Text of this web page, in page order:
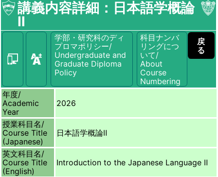
講義内容詳細：日本語学概論
Ⅱ
学部・研究科のディ
プロマポリシー/
Undergraduate and
Graduate Diploma
Policy
科目ナンバ
リングにつ
いて/
About
Course
Numbering
戻
る
年度/
Academic
Year
2026
授業科目名/
Course Title
(Japanese)
日本語学概論Ⅱ
英文科目名/
Course Title
(English)
Introduction to the Japanese Language Ⅱ